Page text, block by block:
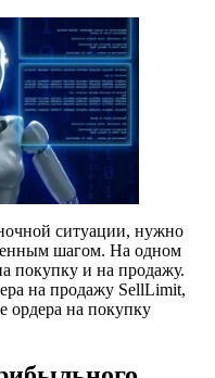
ситуации, нужно
шагом. На одном
покупку и на продажу.
на продажу SellLimit,
ордера на покупку